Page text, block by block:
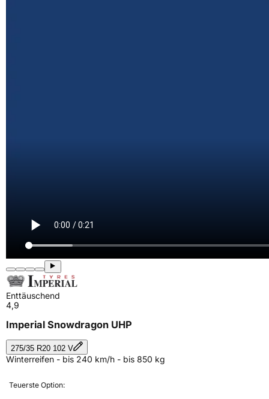
Enttäuschend
4,9
Imperial Snowdragon UHP
275/35 R20 102 V
Winterreifen - bis 240 km/h - bis 850 kg
Teuerste Option: